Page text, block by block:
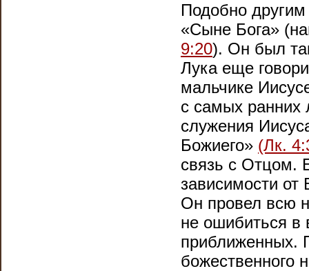
Подобно другим
«Сыне Бога»
9:20). Он был
Лука еще
мальчике
с самых ранних
служения
Божиего» (Лк.
связь с Отцом.
зависимости
Он провел всю
не ошибиться в
приближенных.
божественного